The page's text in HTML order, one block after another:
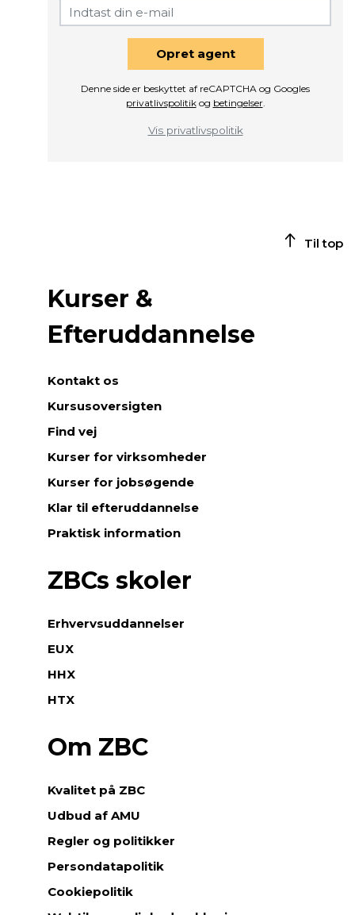
Opret agent
Denne side er beskyttet af reCAPTCHA og Googles
privatlivspolitikog betingelser.
Vis privatlivspolitik
Til top
Kurser &
Efteruddannelse
Kontakt os
Kursusoversigten
Find vej
Kurser for virksomheder
Kurser for jobsøgende
Klar til efteruddannelse
Praktisk information
ZBCs skoler
Erhvervsuddannelser
EUX
HHX
HTX
Om ZBC
Kvalitet på ZBC
Udbud af AMU
Regler og politikker
Persondatapolitik
Cookiepolitik